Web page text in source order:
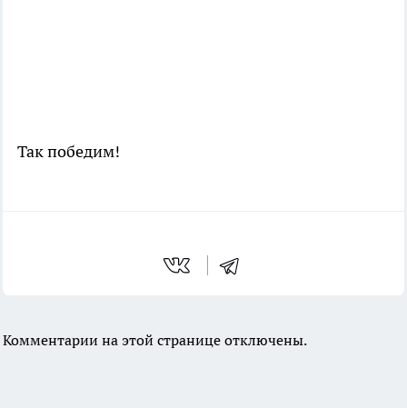
Так победим!
Комментарии на этой странице отключены.